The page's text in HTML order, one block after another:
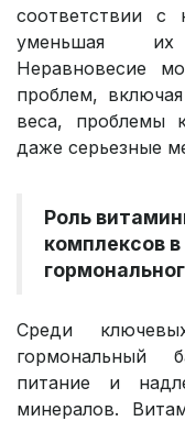
соответствии
уменьшая их
Неравновесие
проблем,
веса, проблемы
даже серьезные
Роль
комплексов
Среди
гормональный
питание и
минералов.